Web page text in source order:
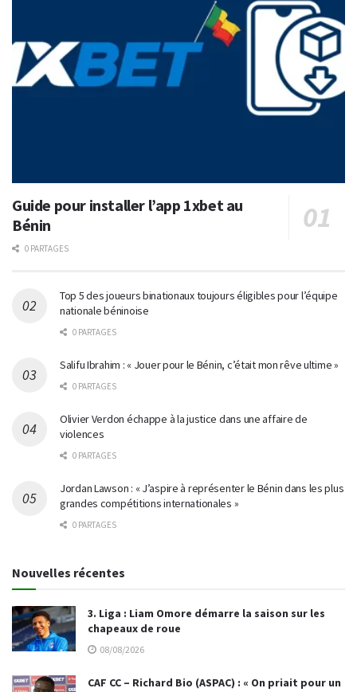
Guide pour installer l’app 1xbet au
Bénin
0 PARTAGES
Top 5 des joueurs binationaux toujours éligibles pour l’équipe
nationale béninoise
0 PARTAGES
Salifu Ibrahim : « Jouer pour le Bénin, c’était mon rêve ultime »
0 PARTAGES
Olivier Verdon échappe à la justice dans une affaire de
violences
0 PARTAGES
Jordan Lawson : « J’aspire à représenter le Bénin dans les plus
grandes compétitions internationales »
0 PARTAGES
Nouvelles récentes
3. Liga : Liam Omore démarre la saison sur les
chapeaux de roue
08/08/2026
CAF CC – Richard Bio (ASPAC) : « On priait pour un